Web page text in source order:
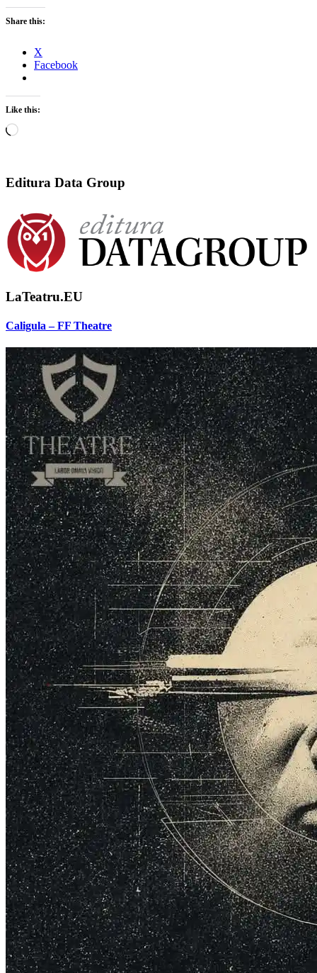
Share this:
X
Facebook
Like this:
Loading…
Editura Data Group
LaTeatru.EU
Caligula – FF Theatre